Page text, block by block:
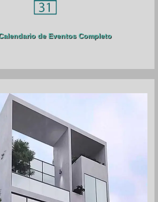
de Eventos Completo